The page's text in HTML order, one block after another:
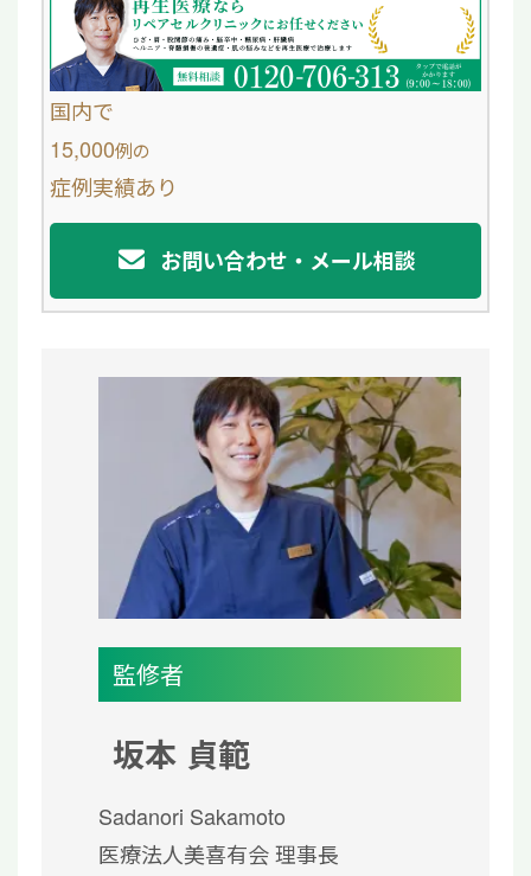
e
e
b
o
国内で
15,000例の
症例実績あり
お問い合わせ・メール相談
監修者
坂本 貞範
Sadanori Sakamoto
医療法人美喜有会 理事長